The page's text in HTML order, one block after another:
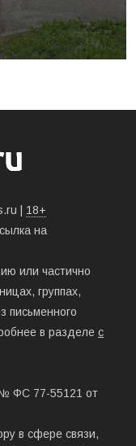
| 18+
на
или частично
группах,
письменного
в разделе с
ФС 77-55121 от
в сфере связи,